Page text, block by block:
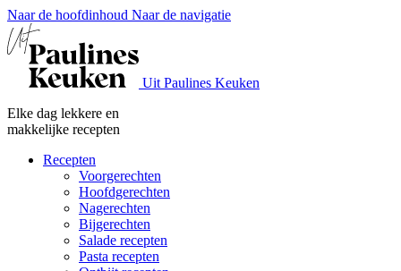
Naar de hoofdinhoud Naar de navigatie
Uit Paulines Keuken
Elke dag lekkere en
makkelijke recepten
Recepten
Voorgerechten
Hoofdgerechten
Nagerechten
Bijgerechten
Salade recepten
Pasta recepten